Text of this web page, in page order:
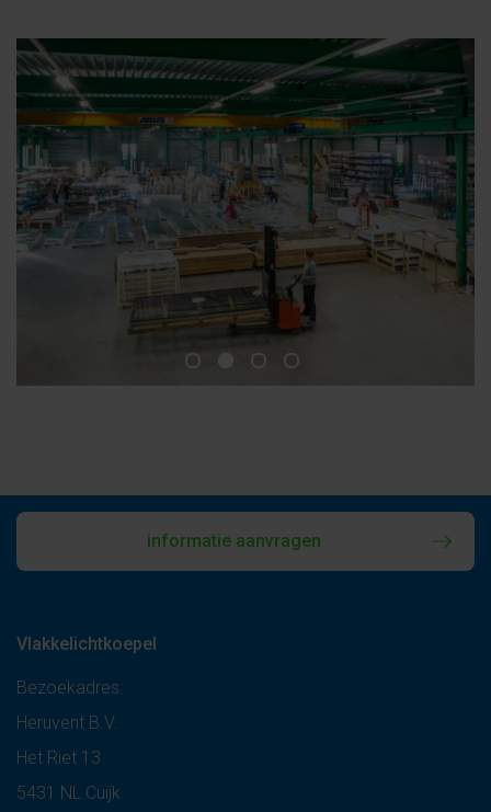
informatie aanvragen
Vlakkelichtkoepel
Bezoekadres:
Heruvent B.V.
Het Riet 13
5431 NL Cuijk